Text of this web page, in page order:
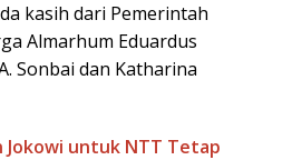
kasih dari Pemerintah
Almarhum Eduardus
Sonbai dan Katharina
Jokowi untuk NTT Tetap